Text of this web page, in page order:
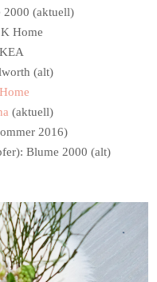
2000 (aktuell)
Home
(alt)
(aktuell)
2016)
Blume 2000 (alt)